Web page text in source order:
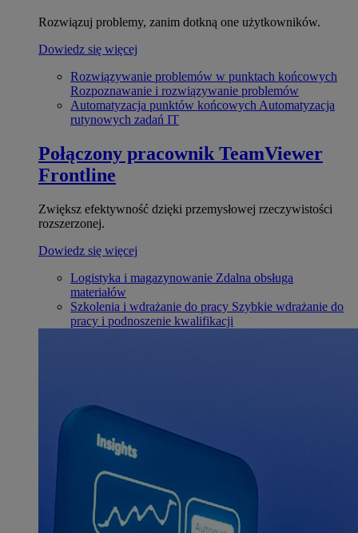
Rozwiązuj problemy, zanim dotkną one użytkowników.
Dowiedz się więcej
Rozwiązywanie problemów w punktach końcowych
Rozpoznawanie i rozwiązywanie problemów
Automatyzacja punktów końcowych Automatyzacja
rutynowych zadań IT
Połączony pracownik TeamViewer
Frontline
Zwiększ efektywność dzięki przemysłowej rzeczywistości
rozszerzonej.
Dowiedz się więcej
Logistyka i magazynowanie Zdalna obsługa
materiałów
Szkolenia i wdrażanie do pracy Szybkie wdrażanie do
pracy i podnoszenie kwalifikacji